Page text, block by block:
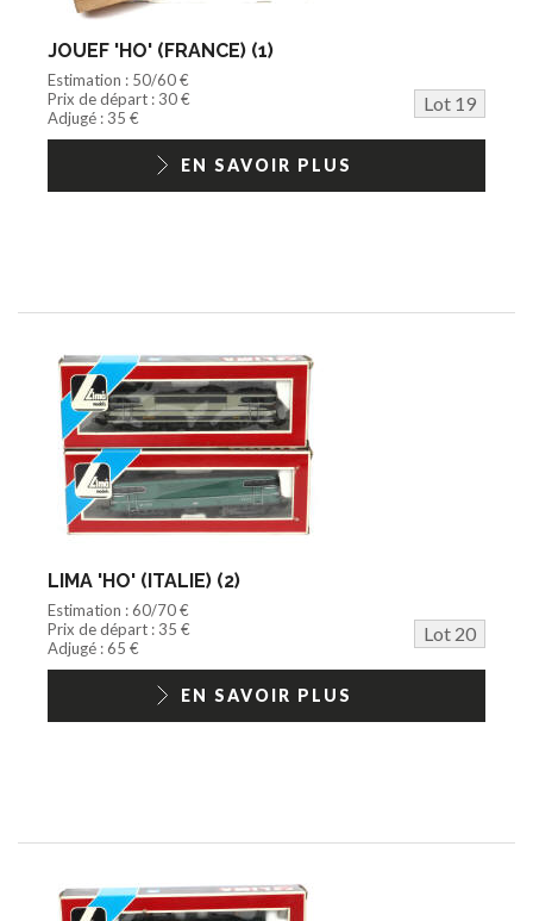
JOUEF 'HO' (FRANCE) (1)
Estimation : 50/60 €
Prix de départ : 30 €
Lot 19
Adjugé : 35 €
EN SAVOIR PLUS
LIMA 'HO' (ITALIE) (2)
Estimation : 60/70 €
Prix de départ : 35 €
Lot 20
Adjugé : 65 €
EN SAVOIR PLUS